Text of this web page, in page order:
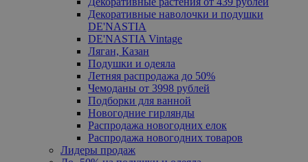
Декоративные наволочки и подушки
DE'NASTIA
DE'NASTIA Vintage
Ляган, Казан
Подушки и одеяла
Летняя распродажа до 50%
Чемоданы от 3998 рублей
Подборки для ванной
Новогодние гирлянды
Распродажа новогодних елок
Распродажа новогодних товаров
Лидеры продаж